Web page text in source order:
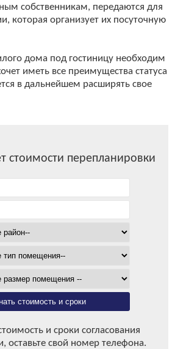
собственникам, передаются для
которая организует их посуточную
дома под гостиницу необходим
иметь все преимущества статуса
в дальнейшем расширять свое
стоимости перепланировки
стоимость и сроки
и сроки согласования
оставьте свой номер телефона.